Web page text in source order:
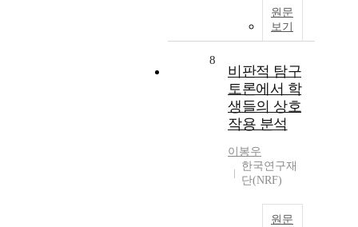
원문
보기
8
비판적 탐구
토론에서 학
생들의 상호
작용 분석
이봉우
한국연구재
단(NRF)
원문